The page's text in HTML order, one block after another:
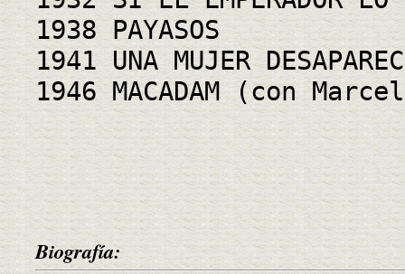
1938 PAYASOS
1941 UNA MUJER
1946 MACADAM (con
Biografía: